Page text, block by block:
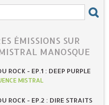
ÉMISSIONS SUR
MANOSQUE
ROCK - EP.1 : DEEP PURPLE
MISTRAL
ROCK - EP.2 : DIRE STRAITS